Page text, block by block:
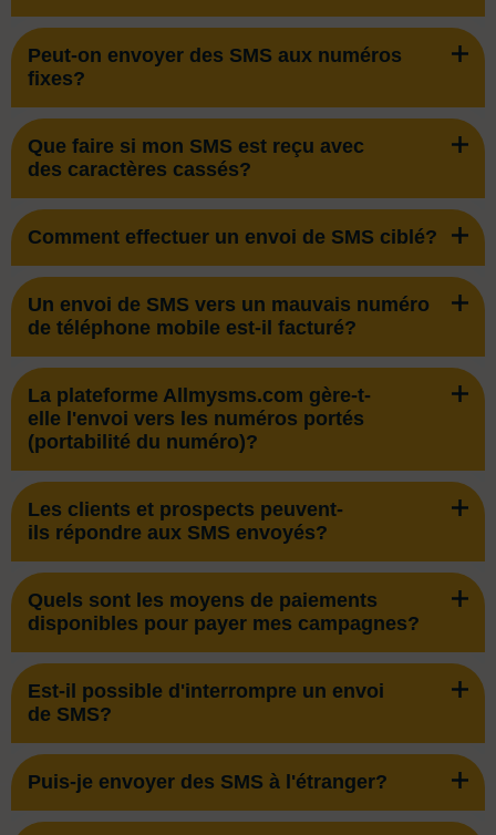
Peut-on envoyer des SMS aux numéros
fixes?
Que faire si mon SMS est reçu avec
des caractères cassés?
Comment effectuer un envoi de SMS ciblé?
Un envoi de SMS vers un mauvais numéro
de téléphone mobile est-il facturé?
La plateforme Allmysms.com gère-t-
elle l'envoi vers les numéros portés
(portabilité du numéro)?
Les clients et prospects peuvent-
ils répondre aux SMS envoyés?
Quels sont les moyens de paiements
disponibles pour payer mes campagnes?
Est-il possible d'interrompre un envoi
de SMS?
Puis-je envoyer des SMS à l'étranger?